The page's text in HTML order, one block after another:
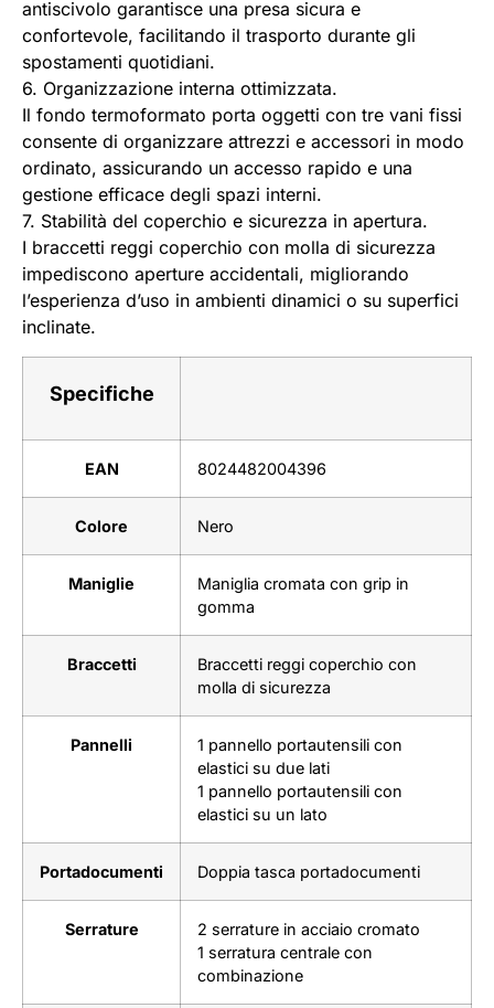
antiscivolo garantisce una presa sicura e
confortevole, facilitando il trasporto durante gli
spostamenti quotidiani.
6. Organizzazione interna ottimizzata.
Il fondo termoformato porta oggetti con tre vani fissi
consente di organizzare attrezzi e accessori in modo
ordinato, assicurando un accesso rapido e una
gestione efficace degli spazi interni.
7. Stabilità del coperchio e sicurezza in apertura.
I braccetti reggi coperchio con molla di sicurezza
impediscono aperture accidentali, migliorando
l’esperienza d’uso in ambienti dinamici o su superfici
inclinate.
Specifiche
EAN 8024482004396
Colore Nero
Maniglie
Maniglia cromata con grip in
gomma
Braccetti
Braccetti reggi coperchio con
molla di sicurezza
Pannelli
1 pannello portautensili con
elastici su due lati
1 pannello portautensili con
elastici su un lato
Portadocumenti Doppia tasca portadocumenti
Serrature
2 serrature in acciaio cromato
1 serratura centrale con
combinazione